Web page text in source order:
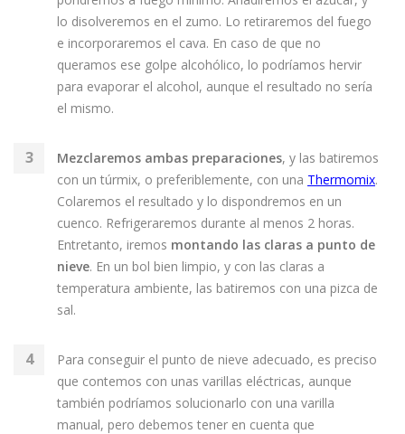
lo disolveremos en el zumo. Lo retiraremos del fuego
e incorporaremos el cava. En caso de que no
queramos ese golpe alcohólico, lo podríamos hervir
para evaporar el alcohol, aunque el resultado no sería
el mismo.
Mezclaremos ambas preparaciones, y las batiremos
con un túrmix, o preferiblemente, con una Thermomix.
Colaremos el resultado y lo dispondremos en un
cuenco. Refrigeraremos durante al menos 2 horas.
Entretanto, iremos montando las claras a punto de
nieve. En un bol bien limpio, y con las claras a
temperatura ambiente, las batiremos con una pizca de
sal.
Para conseguir el punto de nieve adecuado, es preciso
que contemos con unas varillas eléctricas, aunque
también podríamos solucionarlo con una varilla
manual, pero debemos tener en cuenta que